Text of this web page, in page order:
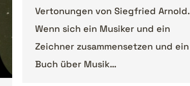
Vertonungen von Siegfried Arnold.
Wenn sich ein Musiker und ein
Zeichner zusammensetzen und ein
Buch über Musik…